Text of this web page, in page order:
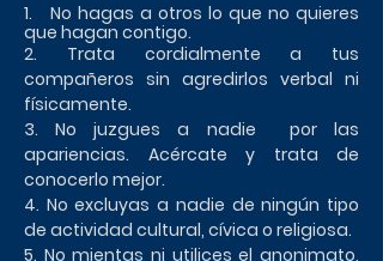
1. No hagas a otros lo que no quieres
que hagan contigo.
2. Trata cordialmente a tus
compañeros sin agredirlos verbal ni
físicamente.
3. No juzgues a nadie por las
apariencias. Acércate y trata de
conocerlo mejor.
4. No excluyas a nadie de ningún tipo
de actividad cultural, cívica o religiosa.
5. No mientas ni utilices el anonimato,